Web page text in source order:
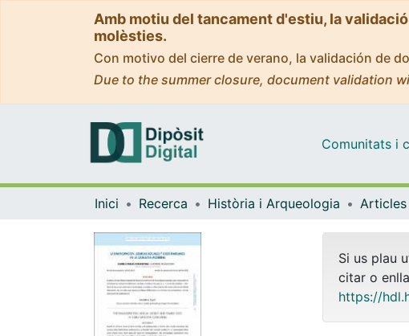
Amb motiu del tancament d'estiu, la
molèsties.
Con motivo del cierre de verano, la validación de
Due to the summer closure, document validation
Comunitats i
Inici Recerca Història i Arqueologia
Si us plau
citar o
https://